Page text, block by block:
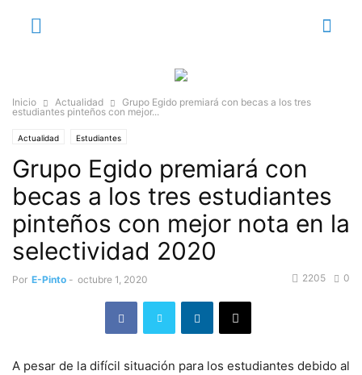
Inicio Actualidad
Grupo Egido premiará con becas a los tres
estudiantes pinteños con mejor...
Actualidad Estudiantes
Grupo Egido premiará con
becas a los tres estudiantes
pinteños con mejor nota en la
selectividad 2020
Por E-Pinto - octubre 1, 2020 0
2205
A pesar de la difícil situación para los estudiantes debido al